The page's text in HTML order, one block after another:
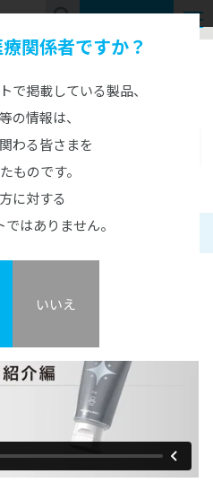
お問い合わせ
ラス】症例紹介
関係者ですか？
で掲載している製品、
の情報は、
わる皆さまを
ものです。
に対する
はありません。
いいえ